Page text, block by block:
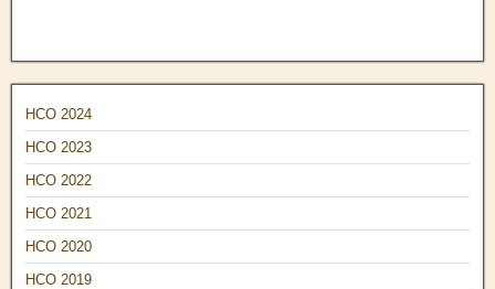
НСО 2024
НСО 2023
НСО 2022
НСО 2021
НСО 2020
НСО 2019